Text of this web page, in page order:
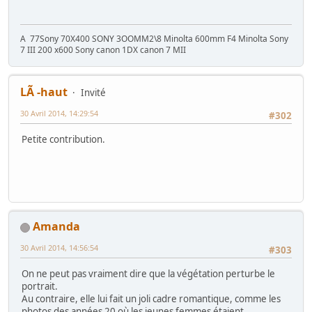
A 77Sony 70X400 SONY 3OOMM2\8 Minolta 600mm F4 Minolta Sony
7 III 200 x600 Sony canon 1DX canon 7 MII
LÃ -haut
Invité
#302
30 Avril 2014, 14:29:54
Petite contribution.
Amanda
#303
30 Avril 2014, 14:56:54
On ne peut pas vraiment dire que la végétation perturbe le
portrait.
Au contraire, elle lui fait un joli cadre romantique, comme les